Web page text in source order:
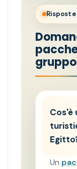
Cos'è
Un